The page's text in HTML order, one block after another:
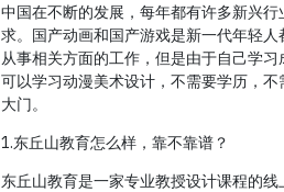
中国在不断的发展，每年都有许多新兴
求。国产动画和国产游戏是新一代年轻
从事相关方面的工作，但是由于自己学
可以学习动漫美术设计，不需要学历，
大门。
1.东丘山教育怎么样，靠不靠谱？
东丘山教育是一家专业教授设计课程的